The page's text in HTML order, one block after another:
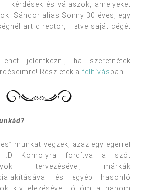
kérdések és válaszok, amelyeket
Sándor alias Sonny 30 éves, egy
art director, illetve saját cégét
jelentkezni, ha szeretnétek
Részletek a felhívás ban.
munkát végzek, azaz egy egérrel
:D Komolyra fordítva a szót
tervezésével, márkák
és egyéb hasonló
kivitelezésével töltöm a napom